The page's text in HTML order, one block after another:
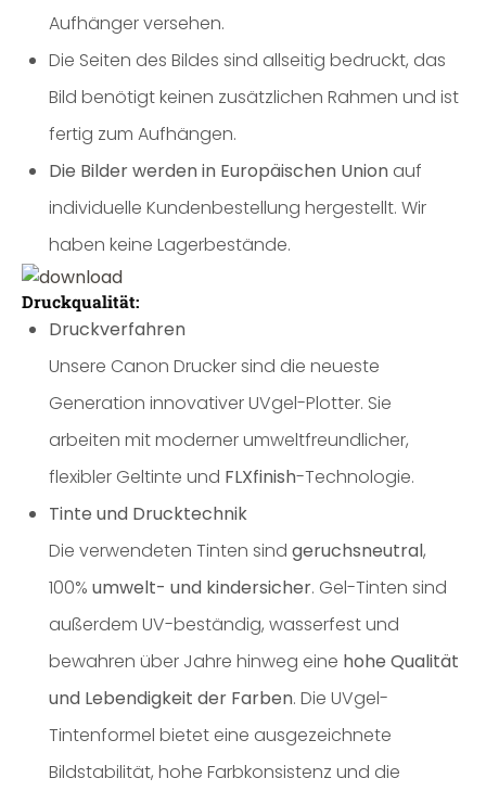
Aufhänger versehen.
Die Seiten des Bildes sind allseitig bedruckt, das
Bild benötigt keinen zusätzlichen Rahmen und ist
fertig zum Aufhängen.
Die Bilder werden in Europäischen Union auf
individuelle Kundenbestellung hergestellt. Wir
haben keine Lagerbestände.
Druckqualität:
Druckverfahren
Unsere Canon Drucker sind die neueste
Generation innovativer UVgel-Plotter. Sie
arbeiten mit moderner umweltfreundlicher,
flexibler Geltinte und FLXfinish-Technologie.
Tinte und Drucktechnik
Die verwendeten Tinten sind geruchsneutral,
100% umwelt- und kindersicher. Gel-Tinten sind
außerdem UV-beständig, wasserfest und
bewahren über Jahre hinweg eine hohe Qualität
und Lebendigkeit der Farben. Die UVgel-
Tintenformel bietet eine ausgezeichnete
Bildstabilität, hohe Farbkonsistenz und die